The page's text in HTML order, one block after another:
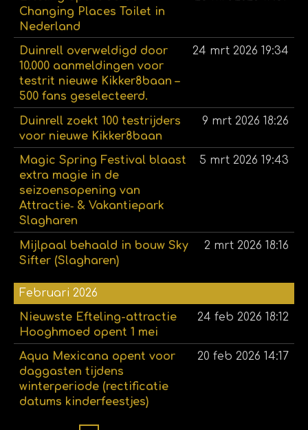
Changing Places Toilet in
Nederland
Duinrell overweldigd door
10.000 aanmeldingen voor
testrit nieuwe Kikker8baan –
500 fans geselecteerd.
24 mrt 2026 19:34
Duinrell zoekt 100 testrijders
voor nieuwe Kikker8baan
9 mrt 2026 18:26
Magic Spring Festival blaast
extra magie in de
seizoensopening van
Attractie‑ & Vakantiepark
Slagharen
5 mrt 2026 19:43
Mijlpaal behaald in bouw Sky
Sifter (Slagharen)
2 mrt 2026 18:16
Februari 2026
Nieuwste Efteling-attractie
Hooghmoed opent 1 mei
24 feb 2026 18:12
Aqua Mexicana opent voor
daggasten tijdens
winterperiode (rectificatie
datums kinderfeestjes)
20 feb 2026 14:17